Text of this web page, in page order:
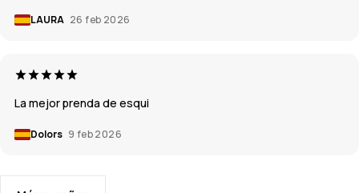
LAURA 26 feb 2026
La mejor prenda de esqui
Dolors 9 feb 2026